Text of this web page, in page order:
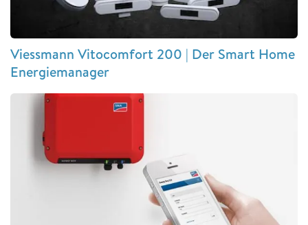
Viessmann Vitocomfort 200 | Der Smart Home
Energiemanager